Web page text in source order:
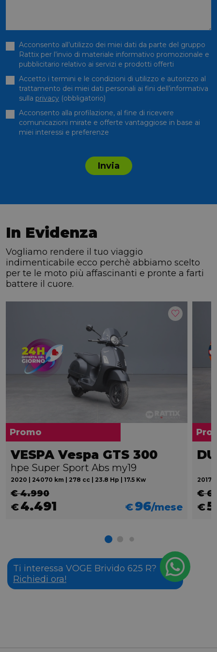
Acconsento all’utilizzo dei miei dati da parte del gruppo
Rattix per l’invio di materiale informativo promozionale e
pubblicitario relativo ai servizi e prodotti offerti
Accetto i termini e le condizioni di utilizzo e autorizzo al
trattamento dei miei dati personali ai fini dell’informativa
sulla privacy (obbligatorio)
Acconsento alla profilazione, al fine di ricevere
comunicazioni mirate e offerte vantaggiose in base ai
miei interessi e preferenze
Invia
In Evidenza
Vogliamo rendere il tuo viaggio
indimenticabile ecco perchè abbiamo scelto
per te le moto più affascinanti e pronte a farti
battere il cuore.
Promo
VESPA Vespa GTS 300
hpe Super Sport Abs my19
2020 | 24070 km | 278 cc | 23.8 Hp | 17.5 Kw
€ 4.990
€4.491 €96/mese
2017 |
€
€
Ti interessa VOGE Brivido 625 R?
Richiedi ora!